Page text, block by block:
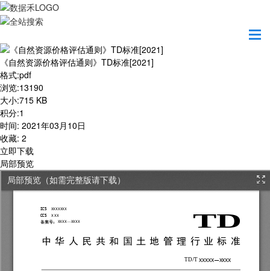
《自然资源价格评估通则》TD标准[2021]
格式:pdf
浏览:13190
大小:715 KB
积分:1
时间: 2021年03月10日
收藏: 2
立即下载
局部预览